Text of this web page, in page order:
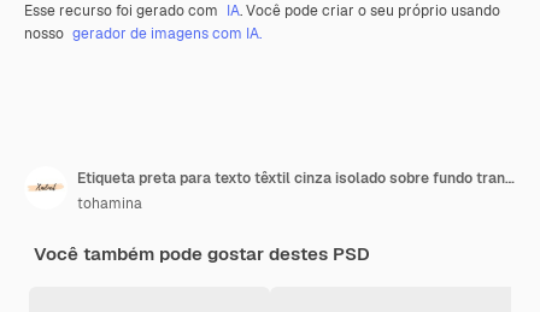
Esse recurso foi gerado com IA. Você pode criar o seu próprio usando
nosso gerador de imagens com IA.
Etiqueta preta para texto têxtil cinza isolado sobre fundo transparente
tohamina
Você também pode gostar destes PSD